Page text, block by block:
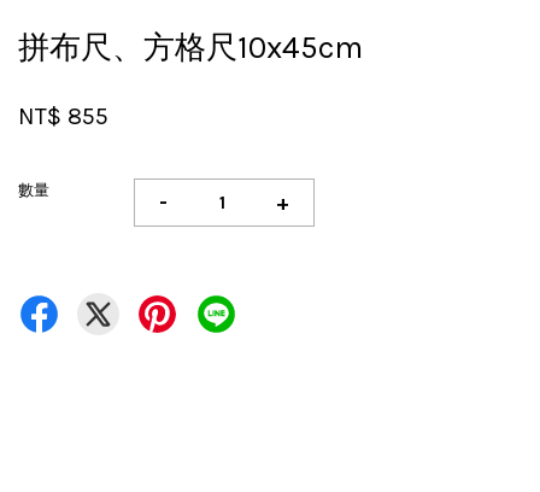
拼布尺、方格尺10x45cm
NT$ 855
數量 - +